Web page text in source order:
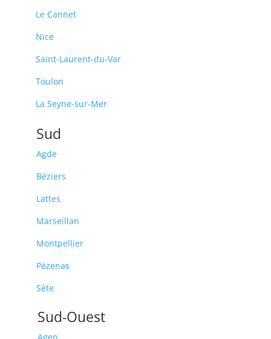
Le Cannet
Nice
Saint-Laurent-du-Var
Toulon
La Seyne-sur-Mer
Sud
Agde
Béziers
Lattes
Marseillan
Montpellier
Pézenas
Sète
Sud-Ouest